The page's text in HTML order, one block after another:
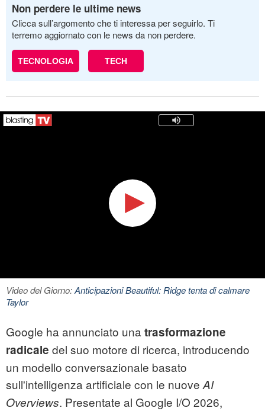
Non perdere le ultime news
Clicca sull’argomento che ti interessa per seguirlo. Ti
terremo aggiornato con le news da non perdere.
TECNOLOGIA TECH
Video del Giorno:Anticipazioni Beautiful: Ridge tenta di calmare
Taylor
Google ha annunciato una trasformazione
radicale del suo motore di ricerca, introducendo
un modello conversazionale basato
sull'intelligenza artificiale con le nuove AI
Overviews. Presentate al Google I/O 2026,